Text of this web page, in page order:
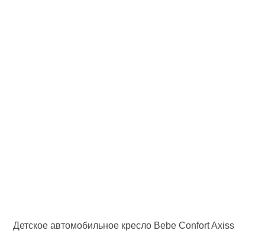
Детское автомобильное кресло Bebe Confort Axiss